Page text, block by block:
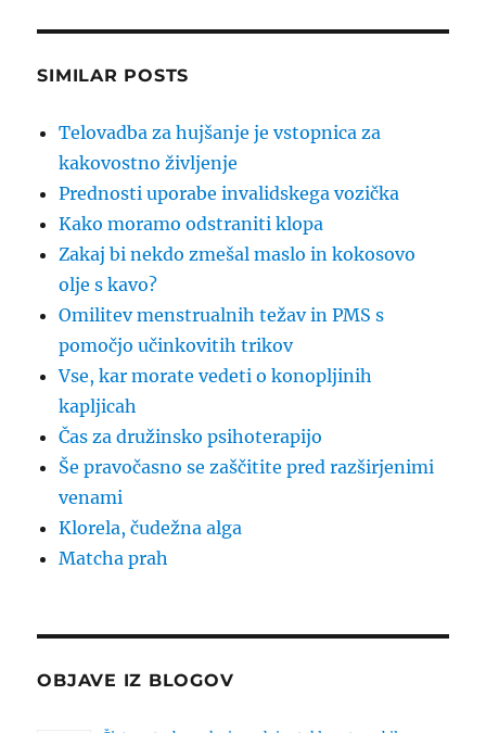
SIMILAR POSTS
Telovadba za hujšanje je vstopnica za
kakovostno življenje
Prednosti uporabe invalidskega vozička
Kako moramo odstraniti klopa
Zakaj bi nekdo zmešal maslo in kokosovo
olje s kavo?
Omilitev menstrualnih težav in PMS s
pomočjo učinkovitih trikov
Vse, kar morate vedeti o konopljinih
kapljicah
Čas za družinsko psihoterapijo
Še pravočasno se zaščitite pred razširjenimi
venami
Klorela, čudežna alga
Matcha prah
OBJAVE IZ BLOGOV